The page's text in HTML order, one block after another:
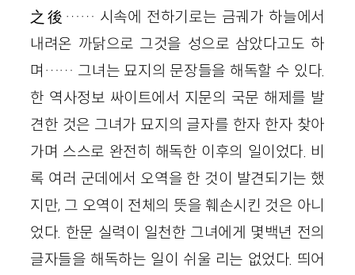
之後…… 시속에 전하기로는 금궤가 하늘에서
내려온 까닭으로 그것을 성으로 삼았다고도 하
며…… 그녀는 묘지의 문장들을 해독할 수 있다.
한 역사정보 싸이트에서 지문의 국문 해제를 발
견한 것은 그녀가 묘지의 글자를 한자 한자 찾아
가며 스스로 완전히 해독한 이후의 일이었다. 비
록 여러 군데에서 오역을 한 것이 발견되기는 했
지만, 그 오역이 전체의 뜻을 훼손시킨 것은 아니
었다. 한문 실력이 일천한 그녀에게 몇백년 전의
글자들을 해독하는 일이 쉬울 리는 없었다. 띄어